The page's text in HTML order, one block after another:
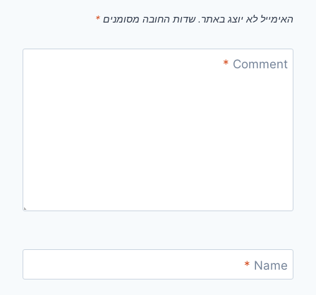
האימייל לא יוצג באתר. שדות החובה מסומנים *
Comment
*
Name
*